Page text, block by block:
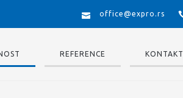
office@expro.rs
REFERENCE KONTAKT